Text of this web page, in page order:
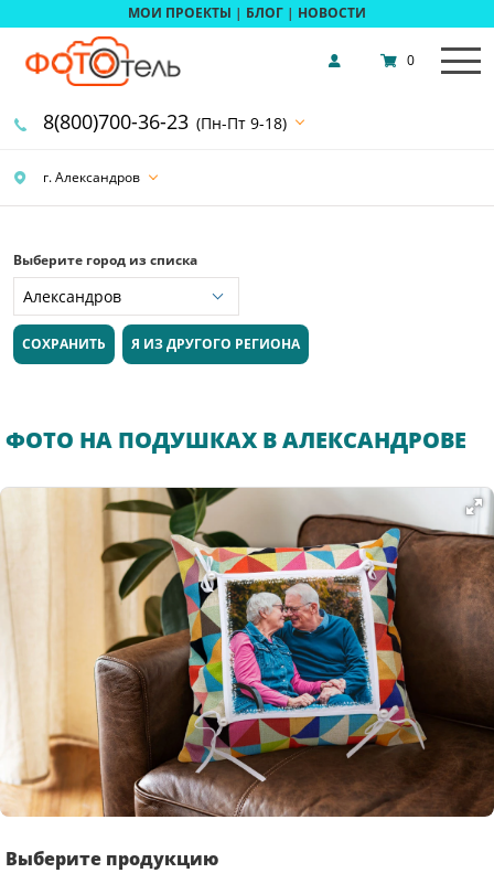
МОИ ПРОЕКТЫ | БЛОГ | НОВОСТИ
г. Александров
8(800)700-36-23 (Пн-Пт 9-18)
0
Выберите город из списка
СОХРАНИТЬ Я ИЗ ДРУГОГО РЕГИОНА
ФОТО НА ПОДУШКАХ В АЛЕКСАНДРОВЕ
Выберите продукцию